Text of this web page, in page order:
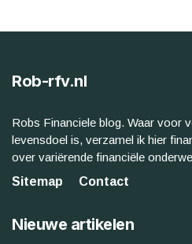
Rob-rfv.nl
Robs Financiele blog. Waar voor
levensdoel is, verzamel ik hier
over variërende financiële
Sitemap
Contact
Nieuwe artikelen